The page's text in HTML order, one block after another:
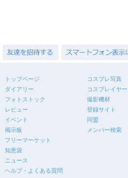
トップページ
ダイアリー
フォトストック
レビュー
イベント
掲示板
フリーマーケット
知恵袋
ニュース
ヘルプ・よくある質問
コスプレ写真
コスプレイヤー
撮影機材
登録サイト
同盟
メンバー検索